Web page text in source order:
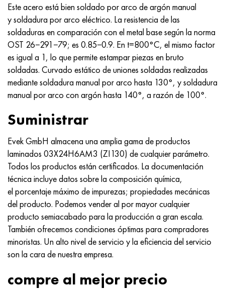
Este acero está bien soldado por arco de argón manual
y soldadura por arco eléctrico. La resistencia de las
soldaduras en comparación con el metal base según la norma
OST 26−291−79; es 0.85−0.9. En t=800°С, el mismo factor
es igual a 1, lo que permite estampar piezas en bruto
soldadas. Curvado estático de uniones soldadas realizadas
mediante soldadura manual por arco hasta 130°, y soldadura
manual por arco con argón hasta 140°, a razón de 100°.
Suministrar
Evek GmbH almacena una amplia gama de productos
laminados 03X24H6AM3 (ZI130) de cualquier parámetro.
Todos los productos están certificados. La documentación
técnica incluye datos sobre la composición química,
el porcentaje máximo de impurezas; propiedades mecánicas
del producto. Podemos vender al por mayor cualquier
producto semiacabado para la producción a gran escala.
También ofrecemos condiciones óptimas para compradores
minoristas. Un alto nivel de servicio y la eficiencia del servicio
son la cara de nuestra empresa.
compre al mejor precio